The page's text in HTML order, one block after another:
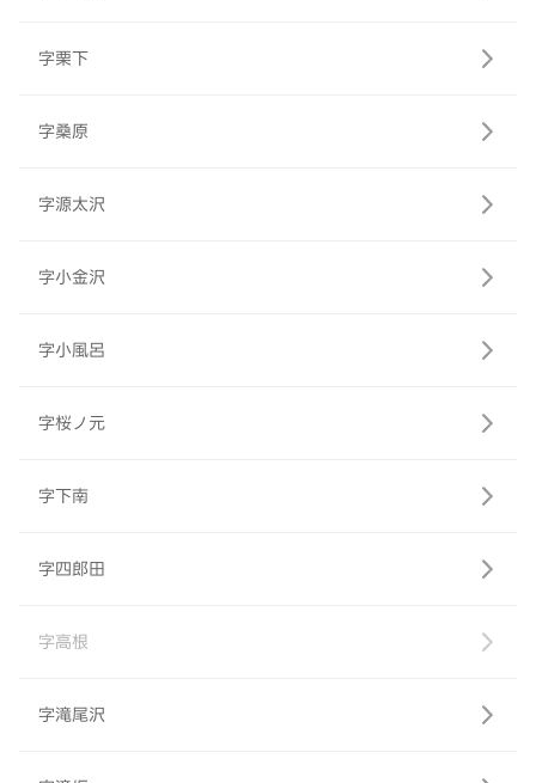
字栗下
字桑原
字源太沢
字小金沢
字小風呂
字桜ノ元
字下南
字四郎田
字高根
字滝尾沢